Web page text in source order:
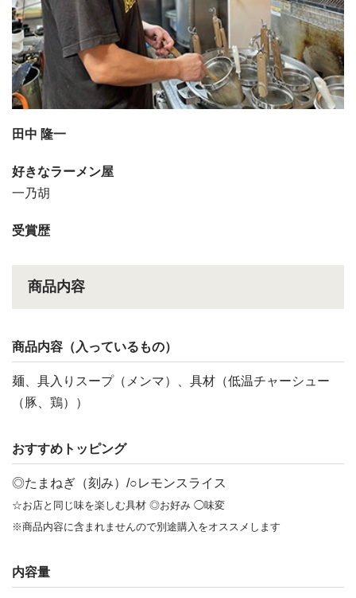
田中 隆一
好きなラーメン屋
一乃胡
受賞歴
商品内容
商品内容（入っているもの）
麺、具入りスープ（メンマ）、具材（低温チャーシュー
（豚、鶏））
おすすめトッピング
◎たまねぎ（刻み）/○レモンスライス
☆お店と同じ味を楽しむ具材 ◎お好み ◯味変
※商品内容に含まれませんので別途購入をオススメします
内容量